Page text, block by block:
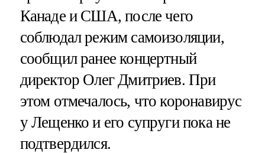
Канаде и США, после чего
соблюдал режим самоизоляции,
сообщил ранее концертный
директор Олег Дмитриев. При
этом отмечалось, что коронавирус
у Лещенко и его супруги пока не
подтвердился.